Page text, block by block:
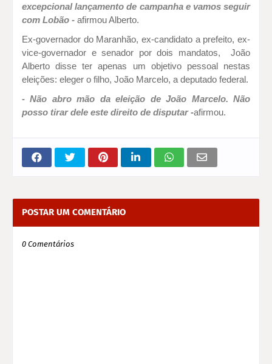
excepcional lançamento de campanha e vamos seguir
com Lobão - afirmou Alberto.
Ex-governador do Maranhão, ex-candidato a prefeito, ex-
vice-governador e senador por dois mandatos, João
Alberto disse ter apenas um objetivo pessoal nestas
eleições: eleger o filho, João Marcelo, a deputado federal.
- Não abro mão da eleição de João Marcelo. Não
posso tirar dele este direito de disputar -afirmou.
POSTAR UM COMENTÁRIO
0 Comentários